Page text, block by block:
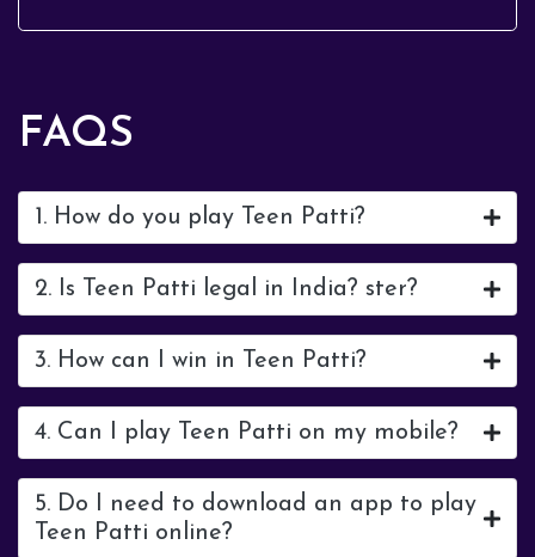
FAQS
1. How do you play Teen Patti?
2. Is Teen Patti legal in India? ster?
3. How can I win in Teen Patti?
4. Can I play Teen Patti on my mobile?
5. Do I need to download an app to play
Teen Patti online?